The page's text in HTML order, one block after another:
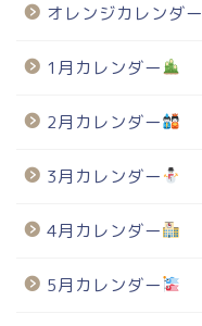
オレンジカレンダー
1月カレンダー
2月カレンダー
3月カレンダー
4月カレンダー
5月カレンダー